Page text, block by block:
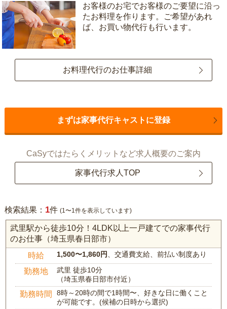
お客様のお宅でお客様のご要望に沿っ
たお料理を作ります。ご希望があれ
ば、お買い物代行も行います。
お料理代行のお仕事詳細
まずは家事代行キャストに登録
CaSyではたらくメリットなど求人概要のご案内
家事代行求人TOP
検索結果： 1件 (1〜1件を表示しています)
武里駅から徒歩10分！4LDK以上一戸建てでの家事代行
のお仕事（埼玉県春日部市）
時給 1,500〜1,860円 、交通費支給、前払い制度あり
勤務地
武里 徒歩10分
（埼玉県春日部市付近）
勤務時間
8時～20時の間で1時間〜、好きな日に働くこと
が可能です。(候補の日時から選択)